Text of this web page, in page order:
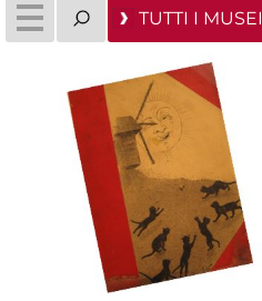
TUTTI I MUSEI